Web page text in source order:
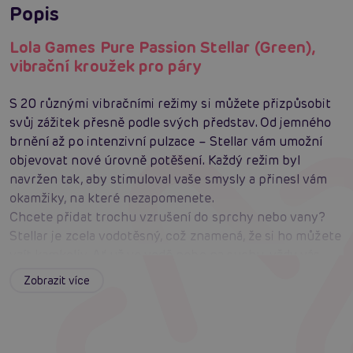
Popis
Lola Games Pure Passion Stellar (Green),
vibrační kroužek pro páry
S 20 různými vibračními režimy si můžete přizpůsobit
svůj zážitek přesně podle svých představ. Od jemného
brnění až po intenzivní pulzace – Stellar vám umožní
objevovat nové úrovně potěšení. Každý režim byl
navržen tak, aby stimuloval vaše smysly a přinesl vám
okamžiky, na které nezapomenete.
Chcete přidat trochu vzrušení do sprchy nebo vany?
Stellar je zcela vodotěsný, což znamená, že si ho můžete
překvapí svou spolehlivostí a výkonem.
Zobrazit více